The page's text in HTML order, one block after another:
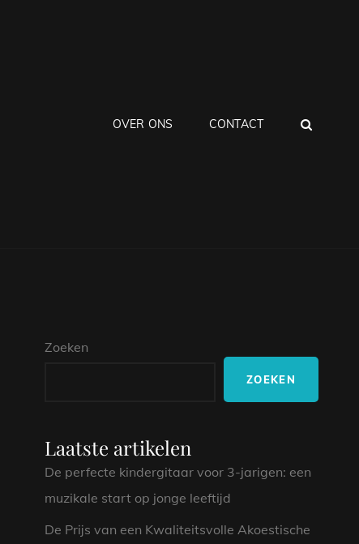
OVER ONS CONTACT
Zoeken
ZOEKEN
Laatste artikelen
De perfecte kindergitaar voor 3-jarigen: een
muzikale start op jonge leeftijd
De Prijs van een Kwaliteitsvolle Akoestische